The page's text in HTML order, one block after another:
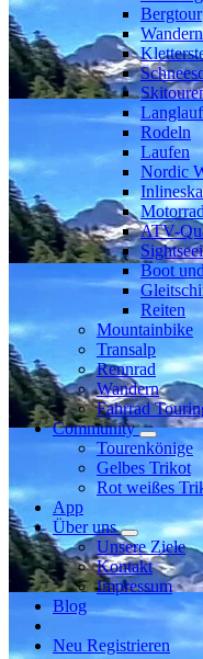
Bergtour
Wandern
Langlauf
Rodeln
Laufen
Nordic
Motorrad
ATV-
Boot
Reiten
Mountainbike
Transalp
Rennrad
Wandern
Fahrrad
Community
Tourenkönige
Gelbes Trikot
Rot weißes
App
Über uns
Unsere Ziele
Kontakt
Impressum
Blog
Neu Registrieren